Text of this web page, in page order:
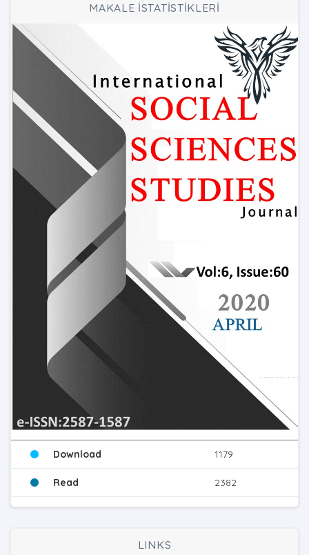
MAKALE İSTATİSTİKLERİ
Download 1179
Read 2382
LINKS